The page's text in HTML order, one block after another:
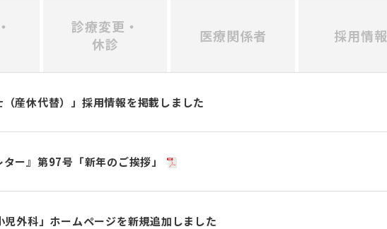
診療変更・
休診
医療関係者 採用情報
（産休代替）」採用情報を掲載しました
ター』第97号「新年のご挨拶」
児外科」ホームページを新規追加しました